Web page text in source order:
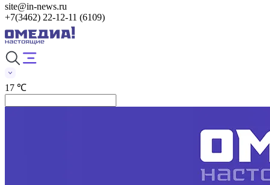
site@in-news.ru
+7(3462) 22-12-11 (6109)
17 ℃